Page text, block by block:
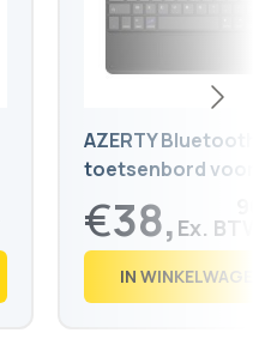
AZERTY Bluetooth-
toetsenbord voor
tablet,
pc (iOS, Windows,
Android)
€38,
€ 47,IN WINKELWAGEN